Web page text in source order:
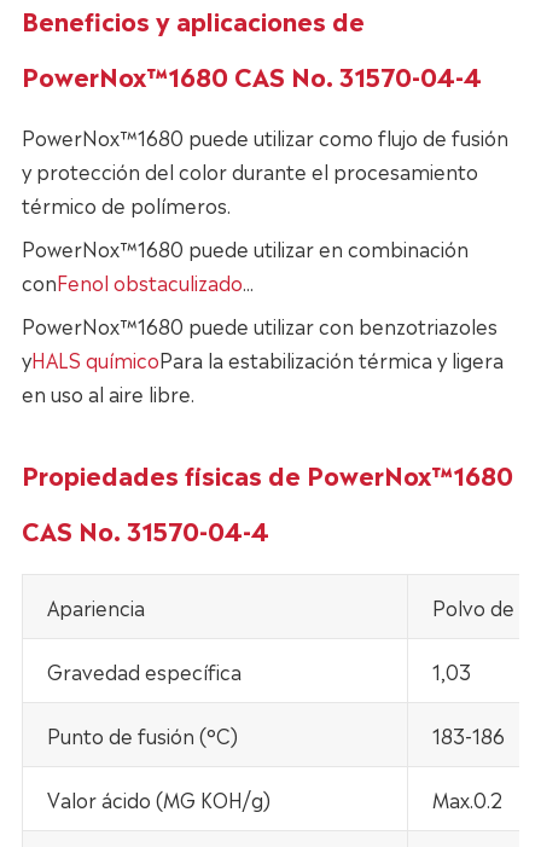
Beneficios y aplicaciones de
PowerNox™1680 CAS No. 31570-04-4
PowerNox™1680 puede utilizar como flujo de fusión
y protección del color durante el procesamiento
térmico de polímeros.
PowerNox™1680 puede utilizar en combinación
conFenol obstaculizado...
PowerNox™1680 puede utilizar con benzotriazoles
yHALS químicoPara la estabilización térmica y ligera
en uso al aire libre.
Propiedades físicas de PowerNox™1680
CAS No. 31570-04-4
Apariencia Polvo de
Gravedad específica 1,03
Punto de fusión (°C) 183-186
Valor ácido (MG KOH/g) Max.0.2